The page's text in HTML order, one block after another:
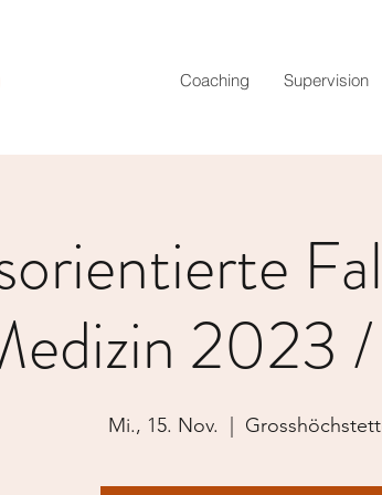
Coaching Supervision
2023
Mi., 15. Nov.